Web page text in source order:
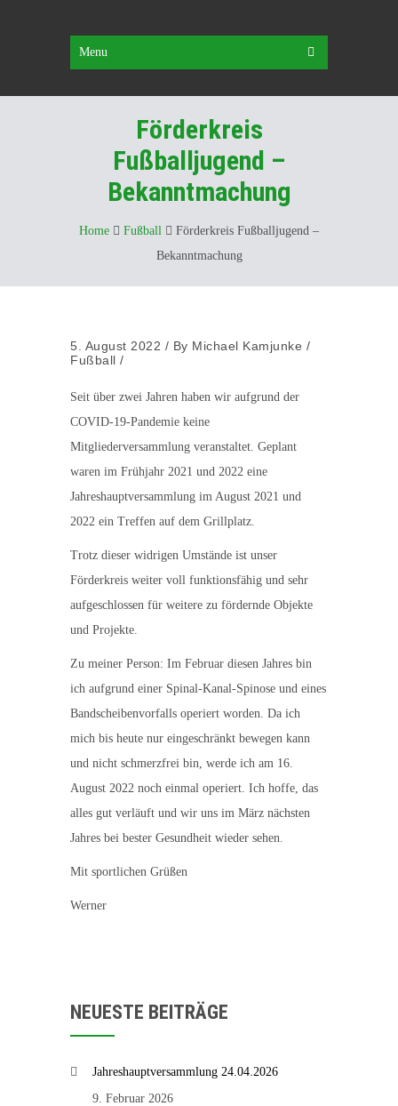
Menu
Förderkreis
Fußballjugend –
Bekanntmachung
Home Fußball
Förderkreis Fußballjugend –
Bekanntmachung
5. August 2022 / By Michael Kamjunke /
Fußball /
Seit über zwei Jahren haben wir aufgrund der
COVID-19-Pandemie keine
Mitgliederversammlung veranstaltet. Geplant
waren im Frühjahr 2021 und 2022 eine
Jahreshauptversammlung im August 2021 und
2022 ein Treffen auf dem Grillplatz.
Trotz dieser widrigen Umstände ist unser
Förderkreis weiter voll funktionsfähig und sehr
aufgeschlossen für weitere zu fördernde Objekte
und Projekte.
Zu meiner Person: Im Februar diesen Jahres bin
ich aufgrund einer Spinal-Kanal-Spinose und eines
Bandscheibenvorfalls operiert worden. Da ich
mich bis heute nur eingeschränkt bewegen kann
und nicht schmerzfrei bin, werde ich am 16.
August 2022 noch einmal operiert. Ich hoffe, das
alles gut verläuft und wir uns im März nächsten
Jahres bei bester Gesundheit wieder sehen.
Mit sportlichen Grüßen
Werner
NEUESTE BEITRÄGE
Jahreshauptversammlung 24.04.2026
9. Februar 2026